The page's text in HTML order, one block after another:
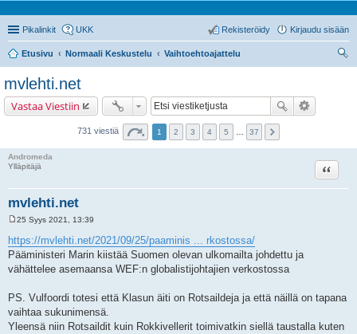
Pikalinkit UKK Kirjaudu sisään
Rekisteröidy
Etusivu Normaali Keskustelu
Vaihtoehtoajattelu
mvlehti.net
Vastaa Viestiin
731 viestiä 1 2 3 4 5 37
Andromeda
Ylläpitäjä
mvlehti.net
Lainaa
i
e
s
t
i
25 Syys 2021, 13:39
https://mvlehti.net/2021/09/25/paaminis ... rkostossa/
Pääministeri Marin kiistää Suomen olevan ulkomailta johdettu ja
vähättelee asemaansa WEF:n globalistijohtajien verkostossa
PS. Vulfoordi totesi että Klasun äiti on Rotsaildeja ja että näillä on tapana
vaihtaa sukunimensä.
Yleensä niin Rotsaildit kuin Rokkivellerit toimivatkin siellä taustalla kuten